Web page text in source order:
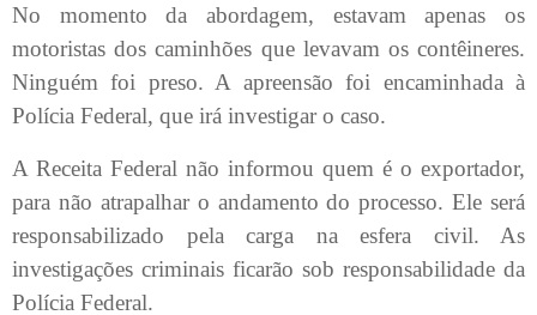
No momento da abordagem, estavam apenas os
motoristas dos caminhões que levavam os contêineres.
Ninguém foi preso. A apreensão foi encaminhada à
Polícia Federal, que irá investigar o caso.
A Receita Federal não informou quem é o exportador,
para não atrapalhar o andamento do processo. Ele será
responsabilizado pela carga na esfera civil. As
investigações criminais ficarão sob responsabilidade da
Polícia Federal.